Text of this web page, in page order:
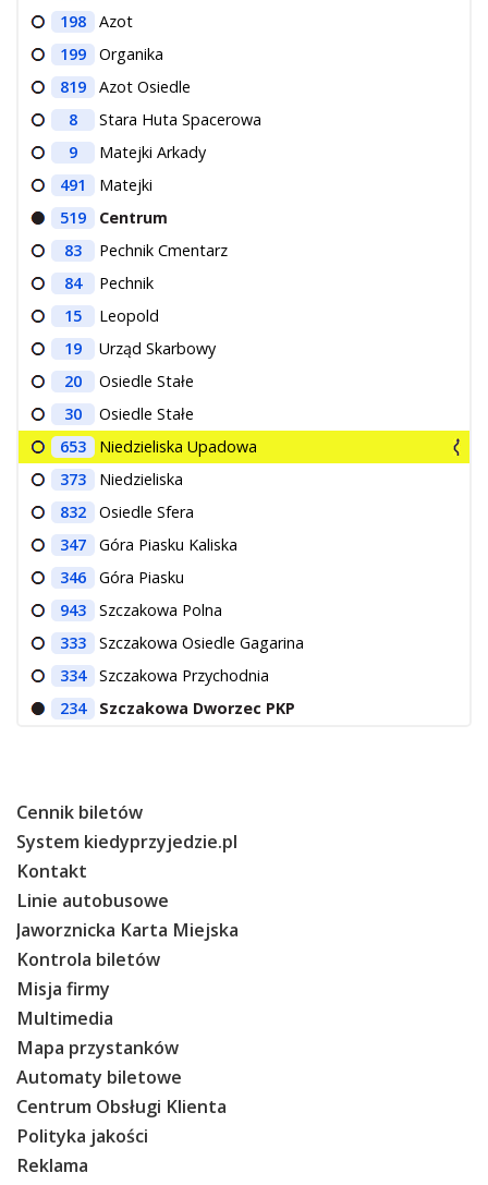
198
Azot
199
Organika
819
Azot Osiedle
8
Stara Huta Spacerowa
9
Matejki Arkady
491
Matejki
519
Centrum
83
Pechnik Cmentarz
84
Pechnik
15
Leopold
19
Urząd Skarbowy
20
Osiedle Stałe
30
Osiedle Stałe
653
Niedzieliska Upadowa
373
Niedzieliska
832
Osiedle Sfera
347
Góra Piasku Kaliska
346
Góra Piasku
943
Szczakowa Polna
333
Szczakowa Osiedle Gagarina
334
Szczakowa Przychodnia
234
Szczakowa Dworzec PKP
Cennik biletów
System kiedyprzyjedzie.pl
Kontakt
Linie autobusowe
Jaworznicka Karta Miejska
Kontrola biletów
Misja firmy
Multimedia
Mapa przystanków
Automaty biletowe
Centrum Obsługi Klienta
Polityka jakości
Reklama